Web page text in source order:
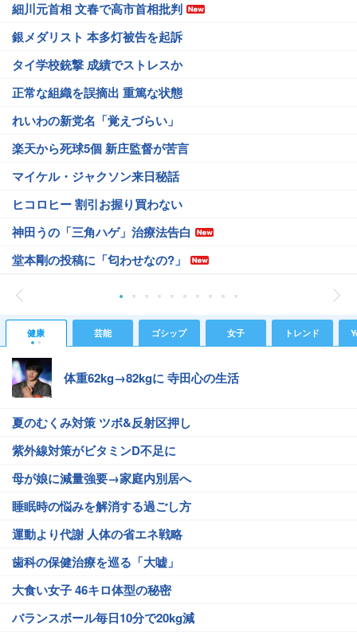
細川元首相 文春で高市首相批判
銀メダリスト 本多灯被告を起訴
タイ学校銃撃 成績でストレスか
正常な組織を誤摘出 重篤な状態
れいわの新党名「覚えづらい」
楽天から死球5個 新庄監督が苦言
マイケル・ジャクソン来日秘話
ヒコロヒー 割引お握り買わない
神田うの「三角ハゲ」治療法告白
堂本剛の投稿に「匂わせなの?」
健康 芸能 ゴシップ 女子 トレンド
体重62kg→82kgに 寺田心の生活
夏のむくみ対策 ツボ&反射区押し
紫外線対策がビタミンD不足に
母が娘に減量強要→家庭内別居へ
睡眠時の悩みを解消する過ごし方
運動より代謝 人体の省エネ戦略
歯科の保健治療を巡る「大嘘」
大食い女子 46キロ体型の秘密
バランスボール毎日10分で20kg減